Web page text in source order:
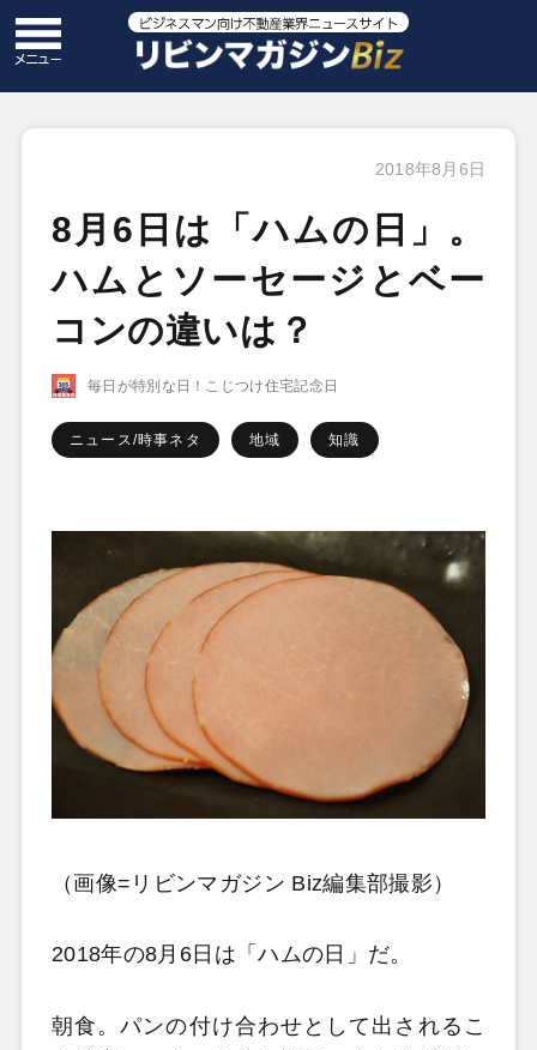
2018年8月6日
8月6日は「ハムの日」。
ハムとソーセージとベー
コンの違いは？
毎日が特別な日！こじつけ住宅記念日
ニュース/時事ネタ 地域 知識
（画像=リビンマガジン Biz編集部撮影）
2018年の8月6日は「ハムの日」だ。
朝食。パンの付け合わせとして出されるこ